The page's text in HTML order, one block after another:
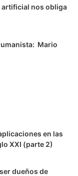
artificial nos obliga
Mario
en las
XXI (parte 2)
dueños de